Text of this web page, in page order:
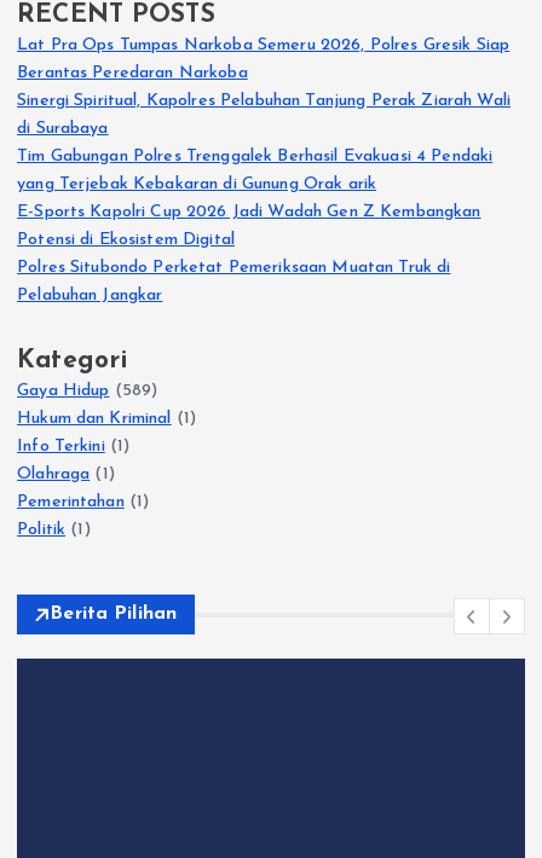
RECENT POSTS
Lat Pra Ops Tumpas Narkoba Semeru 2026, Polres Gresik Siap
Berantas Peredaran Narkoba
Sinergi Spiritual, Kapolres Pelabuhan Tanjung Perak Ziarah Wali
di Surabaya
Tim Gabungan Polres Trenggalek Berhasil Evakuasi 4 Pendaki
yang Terjebak Kebakaran di Gunung Orak arik
E-Sports Kapolri Cup 2026 Jadi Wadah Gen Z Kembangkan
Potensi di Ekosistem Digital
Polres Situbondo Perketat Pemeriksaan Muatan Truk di
Pelabuhan Jangkar
Kategori
Gaya Hidup (589)
Hukum dan Kriminal (1)
Info Terkini(1)
Olahraga (1)
Pemerintahan(1)
Politik (1)
Berita Pilihan